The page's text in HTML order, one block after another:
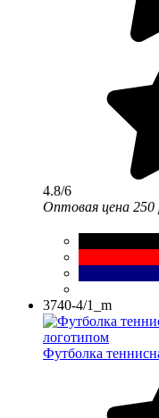
4.8/6
Оптовая цена 250
3740-4/1_m
Футболка